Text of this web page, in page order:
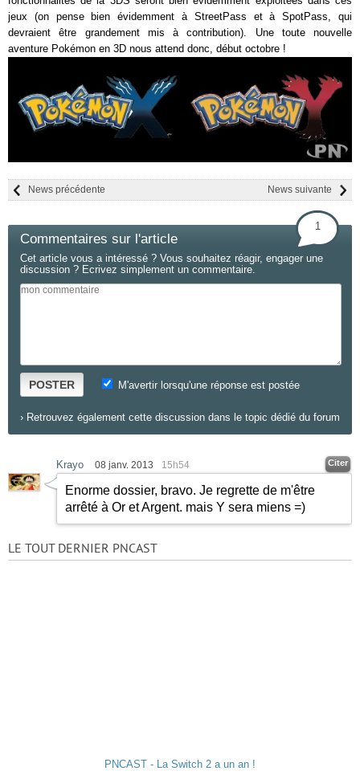
jeux (on pense bien évidemment à StreetPass et à SpotPass, qui
devraient être grandement mis à contribution). Une toute nouvelle
aventure Pokémon en 3D nous attend donc, début octobre !
News suivante
News précédente
Commentaires sur l'article
1
Cet article vous a intéressé ? Vous souhaitez réagir, engager une
discussion ? Ecrivez simplement un commentaire.
POSTER M'avertir lorsqu'une réponse est postée
› Retrouvez également cette discussion dans le topic dédié du forum
Krayo 08 janv. 2013 15h54 Citer
Enorme dossier, bravo. Je regrette de m'être
arrêté à Or et Argent. mais Y sera miens =)
LE TOUT DERNIER PNCAST
PNCAST - La Switch 2 a un an !